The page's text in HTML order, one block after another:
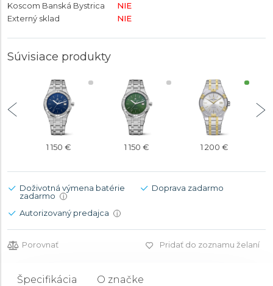
Koscom Banská Bystrica
NIE
Externý sklad
NIE
Súvisiace produkty
1 150 € 1 150 € 1 200 €
Doživotná výmena batérie
zadarmo
i
Doprava zadarmo
Autorizovaný predajca i
Porovnať Pridať do zoznamu želaní
Špecifikácia O značke